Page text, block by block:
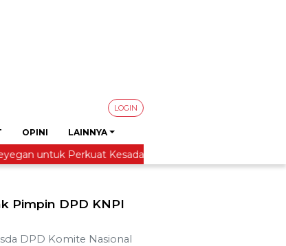
LOGIN
OPINI
LAINNYA
untuk Perkuat Kesadaran Hukum
Pimpin DPD KNPI
DPD Komite Nasional